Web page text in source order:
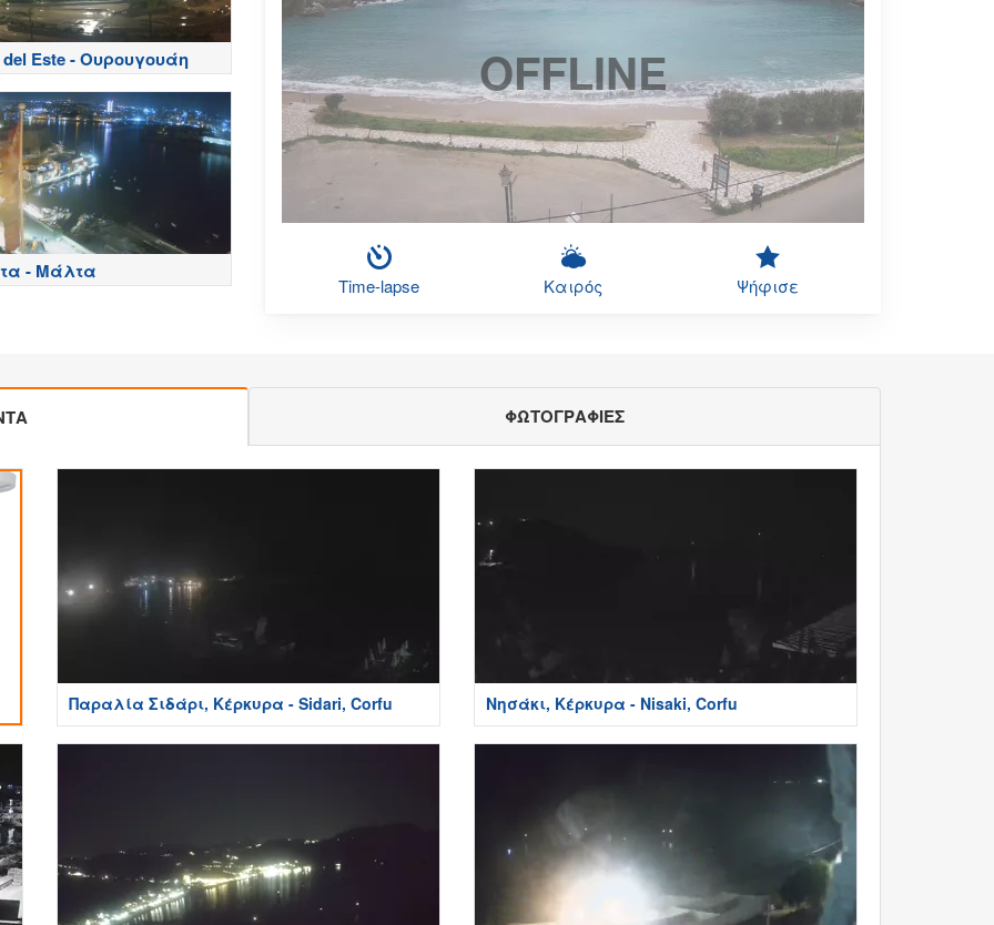
del Este - Ουρουγουάη
- Μάλτα
OFFLINE
Time-lapse Καιρός Ψήφισε
ΦΩΤΟΓΡΑΦΙΕΣ
Παραλία Σιδάρι, Κέρκυρα - Sidari, Corfu Νησάκι, Κέρκυρα - Nisaki, Corfu